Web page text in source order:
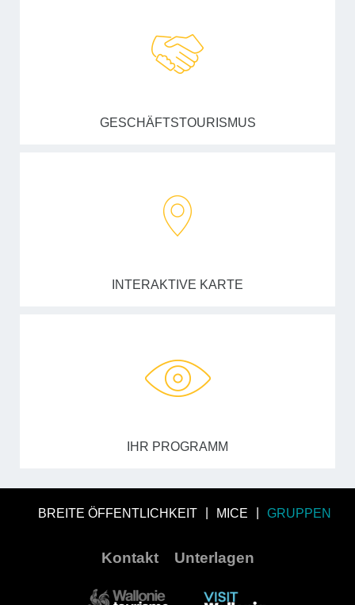
GESCHÄFTSTOURISMUS
INTERAKTIVE KARTE
IHR PROGRAMM
BREITE ÖFFENTLICHKEIT MICE GRUPPEN
Kontakt Unterlagen